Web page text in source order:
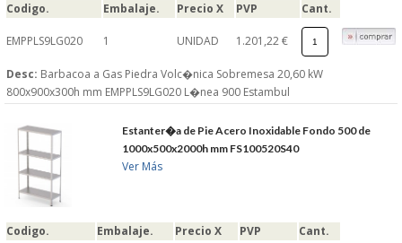
Codigo. Embalaje. Precio X PVP Cant.
EMPPLS9LG020 1 UNIDAD 1.201,22 €
Desc: Barbacoa a Gas Piedra Volc�nica Sobremesa 20,60 kW
800x900x300h mm EMPPLS9LG020 L�nea 900 Estambul
Estanter�a de Pie Acero Inoxidable Fondo 500 de
1000x500x2000h mm FS100520S40
Ver Más
Codigo. Embalaje. Precio X PVP Cant.